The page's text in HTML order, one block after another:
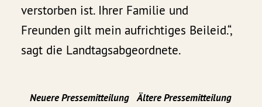
verstorben ist. Ihrer Familie und
Freunden gilt mein aufrichtiges Beileid.“,
sagt die Landtagsabgeordnete.
Neuere Pressemitteilung Ältere Pressemitteilung